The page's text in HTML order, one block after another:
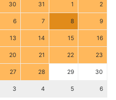
30 31 1 2
6 7 8 9
13 14 15 16
20 21 22 23
27 28 29 30
3 4 5 6